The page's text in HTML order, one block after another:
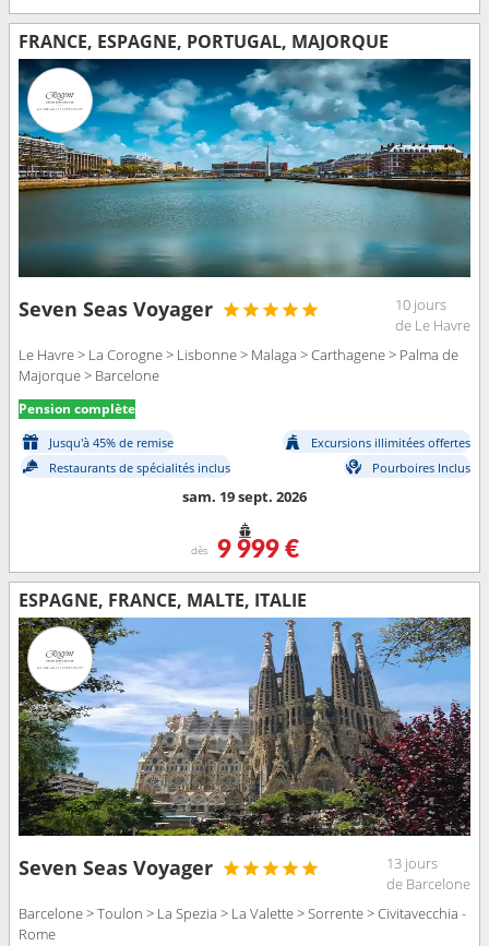
FRANCE, ESPAGNE, PORTUGAL, MAJORQUE
Seven Seas Voyager
10 jours
de Le Havre
Le Havre > La Corogne > Lisbonne > Malaga > Carthagene > Palma de
Majorque > Barcelone
Pension complète
Jusqu'à 45% de remise
Excursions illimitées offertes
Restaurants de spécialités inclus
Pourboires Inclus
sam. 19 sept. 2026
dès 9 999 €
ESPAGNE, FRANCE, MALTE, ITALIE
Seven Seas Voyager
13 jours
de Barcelone
Barcelone > Toulon > La Spezia > La Valette > Sorrente > Civitavecchia -
Rome